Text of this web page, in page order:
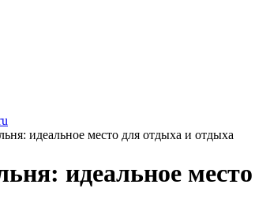
идеальное место для отдыха и отдыха
идеальное